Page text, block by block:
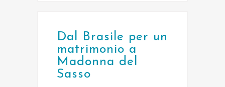
Dal Brasile per un
matrimonio a
Madonna del
Sasso